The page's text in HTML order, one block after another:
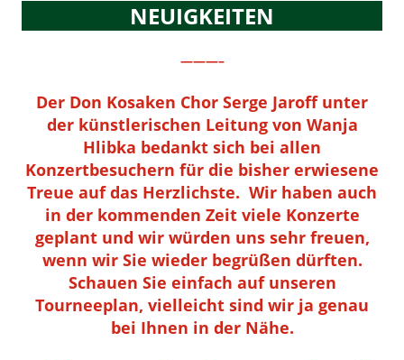
NEUIGKEITEN
———–
Der Don Kosaken Chor Serge Jaroff unter
der künstlerischen Leitung von Wanja
Hlibka bedankt sich bei allen
Konzertbesuchern für die bisher erwiesene
Treue auf das Herzlichste. Wir haben auch
in der kommenden Zeit viele Konzerte
geplant und wir würden uns sehr freuen,
wenn wir Sie wieder begrüßen dürften.
Schauen Sie einfach auf unseren
Tourneeplan, vielleicht sind wir ja genau
bei Ihnen in der Nähe.